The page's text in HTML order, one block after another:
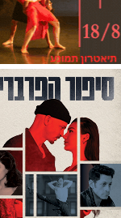
פסטיבל ירושלים לאמנויות -
פסטיבל ירושלים לאמנויות
2011-מחול
פסטיבל ישראל 2011-מוזיקת
ג`אז
פסטיבל ישראל 2011-מחול
פסטיבל ישראל 2012-מחול
פסטיבל ישראל 2012-תיאטרון
ישראלית
פסטיבל ישראל 2015-בתנועה
פסטיבל ישראל 2015-גבולות
חדשים
פסטיבל ישראל 2015-יצירה
ישראלית
פסטיבל ישראל 2016-מוזיקה
פסטיבל ישראל 2016-מחול